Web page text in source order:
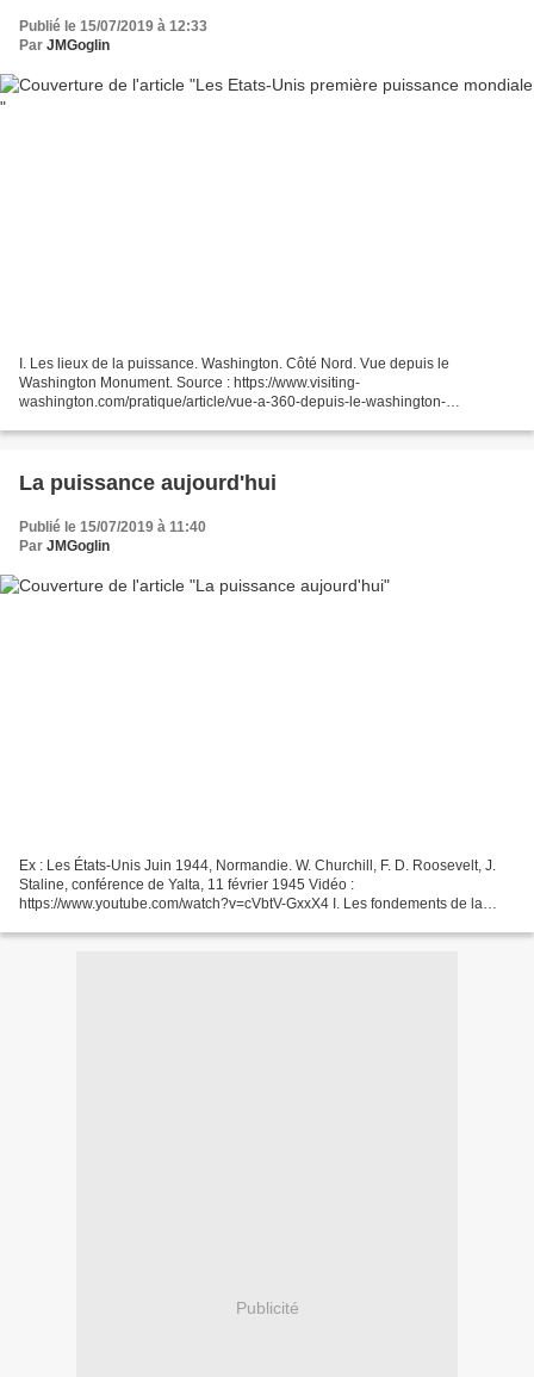
Publié le 15/07/2019 à 12:33
Par JMGoglin
I. Les lieux de la puissance. Washington. Côté Nord. Vue depuis le
Washington Monument. Source : https://www.visiting-
washington.com/pratique/article/vue-a-360-depuis-le-washington-
https://www.visiting-washington.com/pratique/article/vue-a-360-depuis-le-
La puissance aujourd'hui
Publié le 15/07/2019 à 11:40
Par JMGoglin
Ex : Les États-Unis Juin 1944, Normandie. W. Churchill, F. D. Roosevelt, J.
Staline, conférence de Yalta, 11 février 1945 Vidéo :
https://www.youtube.com/watch?v=cVbtV-GxxX4 I. Les fondements de la
https://www.youtube.com/watch?v=cSrOAvmNi5E...
Publicité